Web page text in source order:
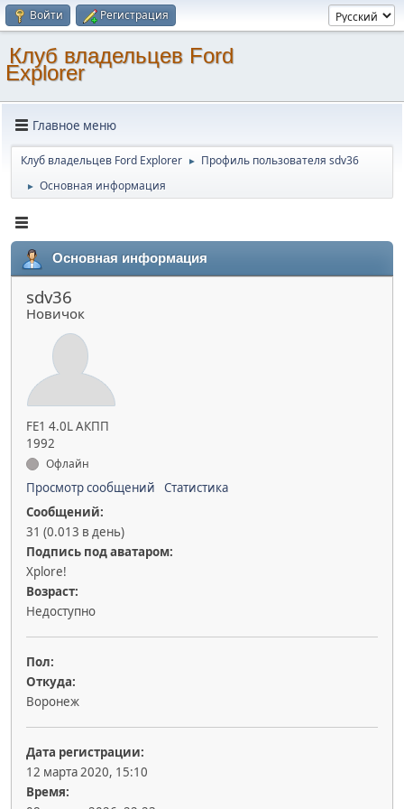
Войти Регистрация
Клуб владельцев Ford
Explorer
Главное меню
Клуб владельцев Ford Explorer ► Профиль пользователя sdv36
► Основная информация
Основная информация
sdv36
Новичок
FE1 4.0L АКПП
1992
Офлайн
Просмотр сообщений
Статистика
Сообщений:
31 (0.013 в день)
Подпись под аватаром:
Xplore!
Возраст:
Недоступно
Пол:
Откуда:
Воронеж
Дата регистрации:
12 марта 2020, 15:10
Время: